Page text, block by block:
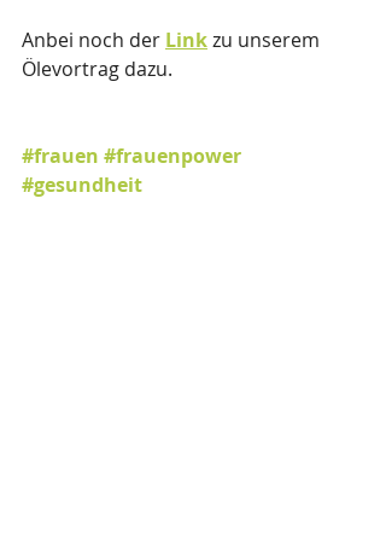
Anbei noch der Link zu unserem
Ölevortrag dazu.
#frauen #frauenpower
#gesundheit